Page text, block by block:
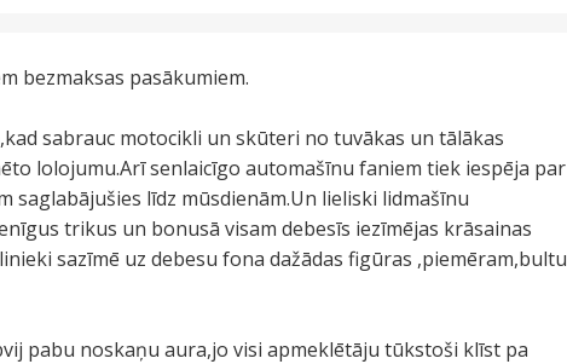
bezmaksas pasākumiem.
sabrauc motocikli un skūteri no tuvākas un tālākas
lolojumu.Arī senlaicīgo automašīnu faniem tiek iespēja par
līdz mūsdienām.Un lieliski lidmašīnu
trikus un bonusā visam debesīs iezīmējas krāsainas
sazīmē uz debesu fona dažādas figūras ,piemēram,bultu
pabu noskaņu aura,jo visi apmeklētāju tūkstoši klīst pa